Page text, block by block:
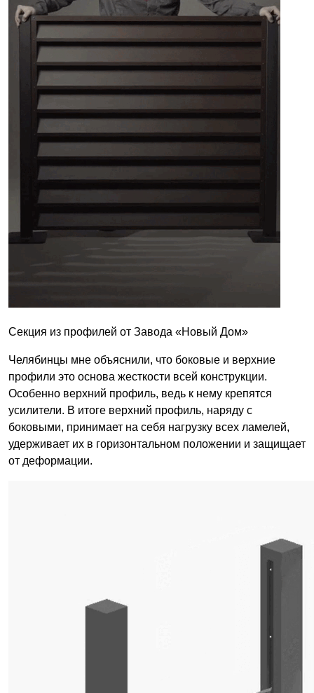
Секция из профилей от Завода «Новый Дом»
Челябинцы мне объяснили, что боковые и верхние
профили это основа жесткости всей конструкции.
Особенно верхний профиль, ведь к нему крепятся
усилители. В итоге верхний профиль, наряду с
боковыми, принимает на себя нагрузку всех ламелей,
удерживает их в горизонтальном положении и защищает
от деформации.